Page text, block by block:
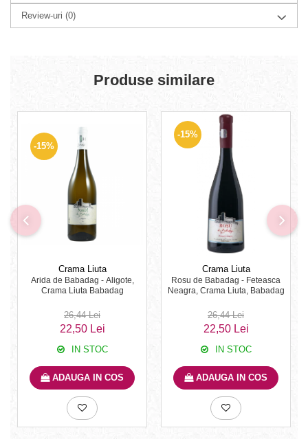
Review-uri (0)
Produse similare
-15%
Crama Liuta
Arida de Babadag - Aligote,
Crama Liuta Babadag
26,44 Lei
22,50 Lei
IN STOC
ADAUGA IN COS
-15%
Crama Liuta
Rosu de Babadag - Feteasca
Neagra, Crama Liuta, Babadag
26,44 Lei
22,50 Lei
IN STOC
ADAUGA IN COS